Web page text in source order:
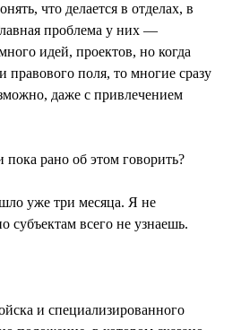
что делается в отделах, в
проблема у них —
идей, проектов, но когда
правового поля, то многие сразу
даже с привлечением
рано об этом говорить?
уже три месяца. Я не
субъектам всего не узнаешь.
и специализированного